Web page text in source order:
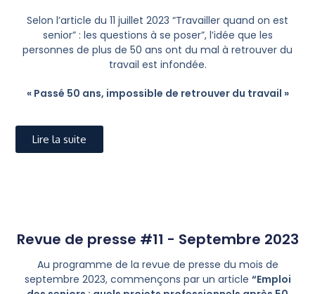
Selon l’article du 11 juillet 2023 “Travailler quand on est
senior” : les questions à se poser”, l’idée que les
personnes de plus de 50 ans ont du mal à retrouver du
travail est infondée.
« Passé 50 ans, impossible de retrouver du travail »
Lire la suite
Revue de presse #11 - Septembre 2023
Au programme de la revue de presse du mois de
septembre 2023, commençons par un article “Emploi